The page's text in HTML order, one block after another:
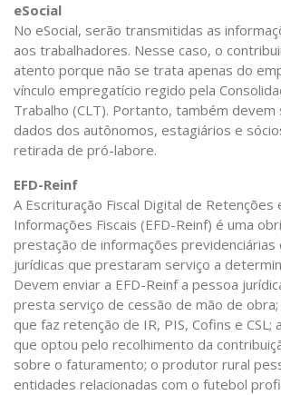
eSocial
No eSocial, serão transmitidas as
aos trabalhadores. Nesse caso, o
atento porque não se trata apenas do
vínculo empregatício regido pela
Trabalho (CLT). Portanto, também devem
dados dos autônomos, estagiários e
retirada de pró-labore.
EFD-Reinf
A Escrituração Fiscal Digital de Retenções
Informações Fiscais (EFD-Reinf) é uma
prestação de informações previdenciárias
jurídicas que prestaram serviço a
Devem enviar a EFD-Reinf a pessoa
presta serviço de cessão de mão de
que faz retenção de IR, PIS, Cofins e CSL;
que optou pelo recolhimento da
sobre o faturamento; o produtor rural
entidades relacionadas com o futebol